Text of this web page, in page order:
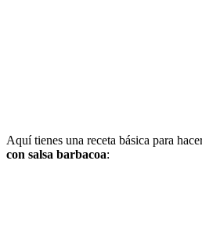
Aquí tienes una receta básica para
con salsa barbacoa: